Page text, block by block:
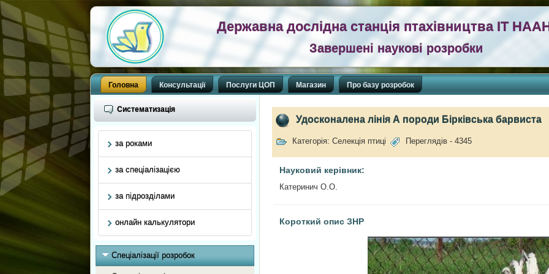
Державна дослідна станція птахівництва ІТ
Завершені наукові розробки
Головна Консультації Послуги ЦОП Магазин Про базу розробок
Систематизація
за роками
за спеціалізацією
за підрозділами
онлайн калькулятори
Спеціалізації розробок
Удосконалена лінія А породи Бірківська барвиста
Категорія: Селекція птиці Переглядів - 4345
Науковий керівник:
Катеринич О.О.
Короткий опис ЗНР